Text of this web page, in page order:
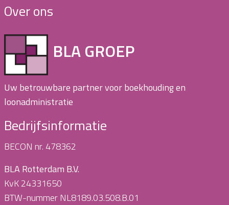
Over ons
BLA GROEP
Uw betrouwbare partner voor boekhouding en
loonadministratie
Bedrijfsinformatie
BECON nr. 478362
BLA Rotterdam B.V.
KvK 24331650
BTW-nummer NL8189.03.508.B.01